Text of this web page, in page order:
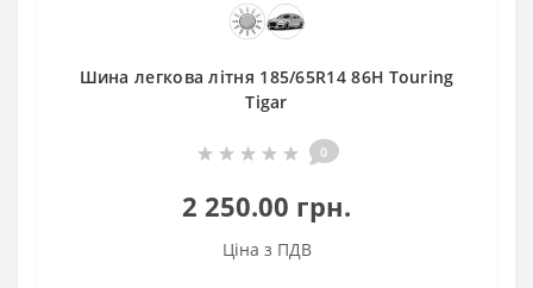
Шина легкова літня 185/65R14 86H Touring
Tigar
0
2 250.00 грн.
Ціна з ПДВ